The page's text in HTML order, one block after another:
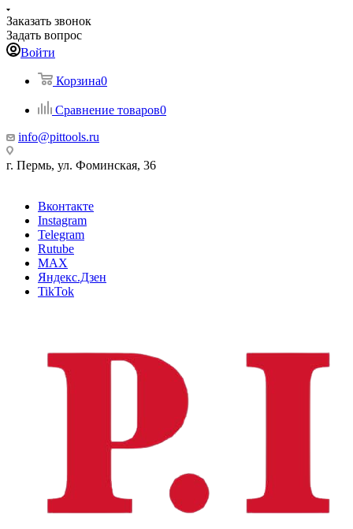
Заказать звонок
Задать вопрос
Войти
Корзина0
Сравнение товаров0
info@pittools.ru
г. Пермь, ул. Фоминская, 36
Вконтакте
Instagram
Telegram
Rutube
MAX
Яндекс.Дзен
TikTok